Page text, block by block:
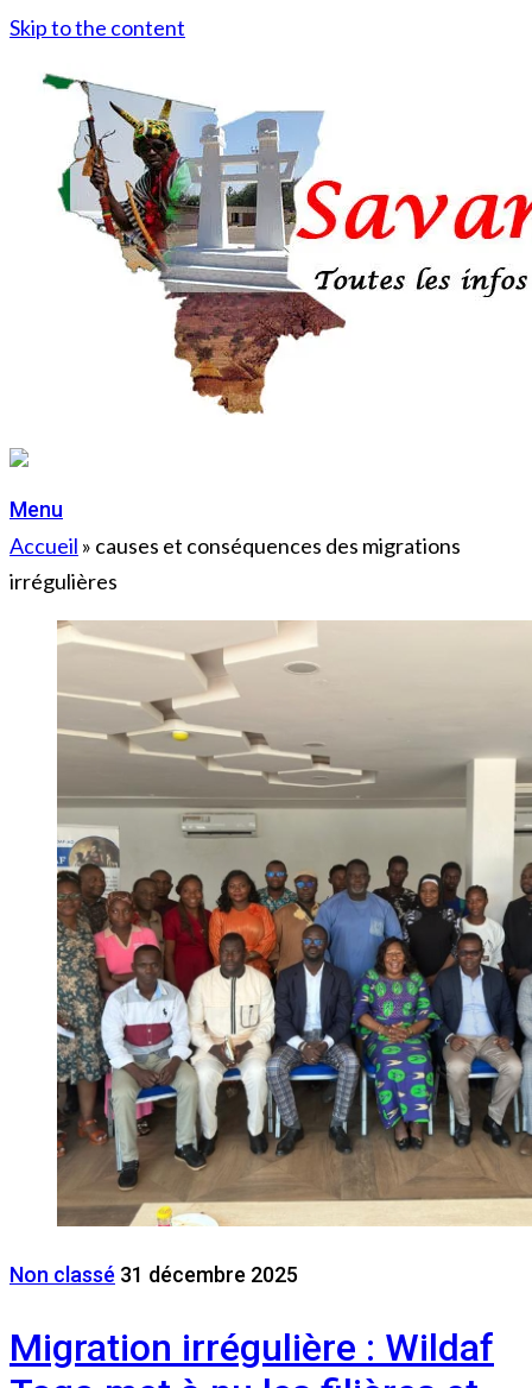
Skip to the content
Menu
Accueil » causes et conséquences des migrations
irrégulières
Non classé 31 décembre 2025
Migration irrégulière : Wildaf